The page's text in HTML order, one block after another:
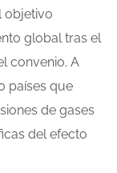
objetivo
global tras el
convenio. A
países que
de gases
del efecto